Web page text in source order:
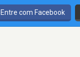
Entre com Facebook